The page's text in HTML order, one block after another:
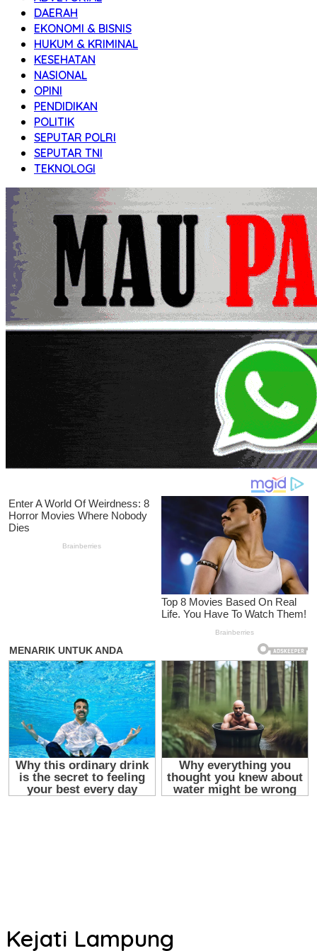
DAERAH
EKONOMI & BISNIS
HUKUM & KRIMINAL
KESEHATAN
NASIONAL
OPINI
PENDIDIKAN
POLITIK
SEPUTAR POLRI
SEPUTAR TNI
TEKNOLOGI
Kejati Lampung